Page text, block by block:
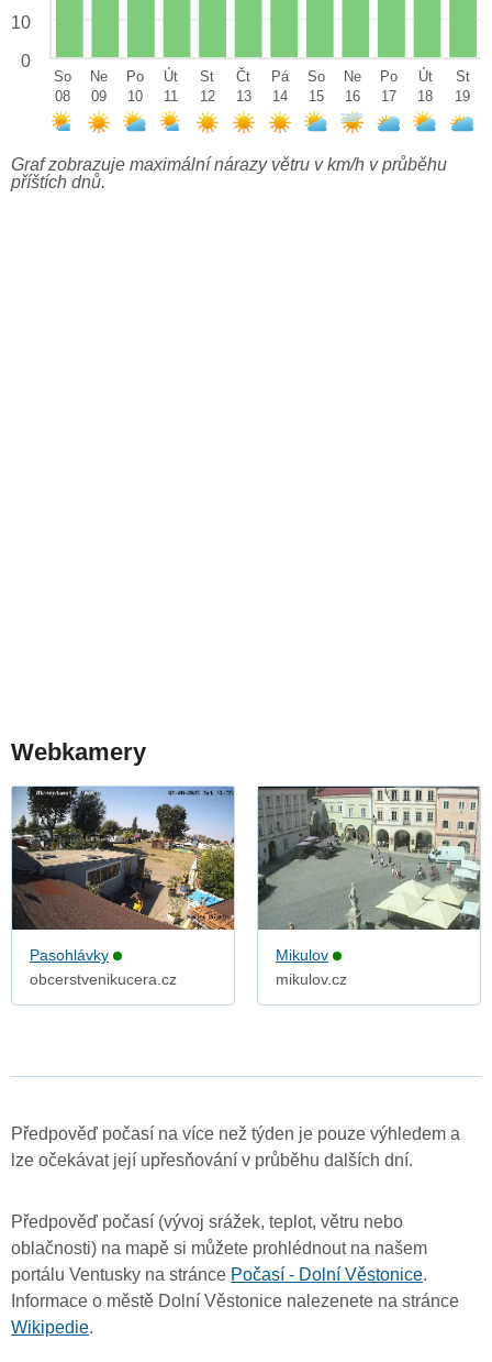
10
0
So
08
Ne
09
Po
10
Út
11
St
12
Čt
13
Pá
14
So
15
Ne
16
Po
17
Út
18
St
19
Graf zobrazuje maximální nárazy větru v km/h v průběhu
příštích dnů.
Webkamery
Pasohlávky
obcerstvenikucera.cz
Mikulov
mikulov.cz
Předpověď počasí na více než týden je pouze výhledem a
lze očekávat její upřesňování v průběhu dalších dní.
Předpověď počasí (vývoj srážek, teplot, větru nebo
oblačnosti) na mapě si můžete prohlédnout na našem
portálu Ventusky na stránce Počasí - Dolní Věstonice.
Informace o městě Dolní Věstonice nalezenete na stránce
Wikipedie.